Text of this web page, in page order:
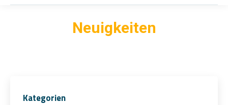
Neuigkeiten
Kategorien